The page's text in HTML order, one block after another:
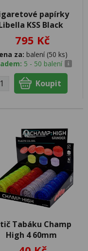
papírky
KSS Black
795 Kč
za: balení (50 ks)
5 - 50 balení
Tabáku Champ
High 4 60mm